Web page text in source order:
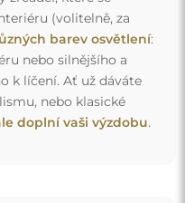
(volitelně, za
barev osvětlení:
nebo silnějšího a
k líčení. Ať už dáváte
nebo klasické
doplní vaši výzdobu.